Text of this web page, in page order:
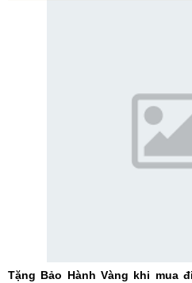
Tặng Bảo Hành Vàng khi mua